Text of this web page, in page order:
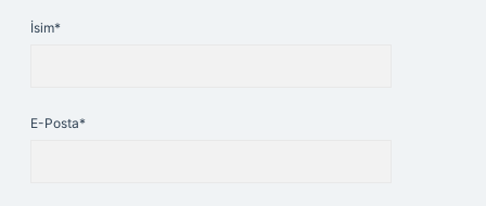
İsim*
E-Posta*